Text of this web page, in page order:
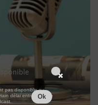
pas disponible ou
délai entre la fin de
Ok